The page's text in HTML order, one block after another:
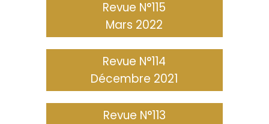
Revue N°115
Mars 2022
Revue N°114
Décembre 2021
Revue N°113